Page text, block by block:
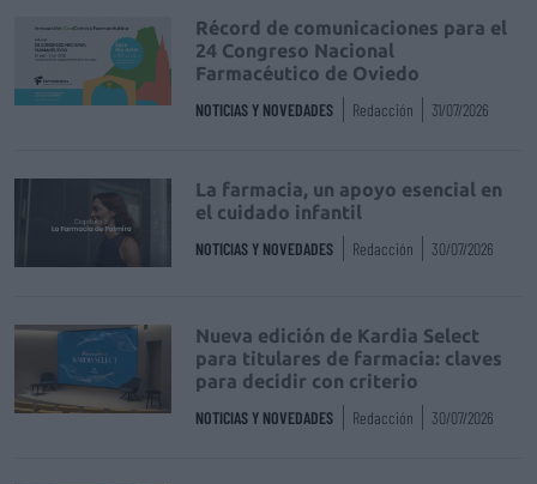
Récord de comunicaciones para el
24 Congreso Nacional
Farmacéutico de Oviedo
NOTICIAS Y NOVEDADES Redacción 31/07/2026
La farmacia, un apoyo esencial en
el cuidado infantil
NOTICIAS Y NOVEDADES Redacción 30/07/2026
Nueva edición de Kardia Select
para titulares de farmacia: claves
para decidir con criterio
NOTICIAS Y NOVEDADES Redacción 30/07/2026